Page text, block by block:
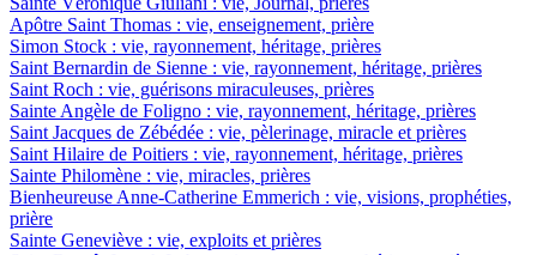
Apôtre Saint Thomas : vie, enseignement, prière
Simon Stock : vie, rayonnement, héritage, prières
Saint Bernardin de Sienne : vie, rayonnement, héritage, prières
Saint Roch : vie, guérisons miraculeuses, prières
Sainte Angèle de Foligno : vie, rayonnement, héritage, prières
Saint Jacques de Zébédée : vie, pèlerinage, miracle et prières
Saint Hilaire de Poitiers : vie, rayonnement, héritage, prières
Sainte Philomène : vie, miracles, prières
Bienheureuse Anne-Catherine Emmerich : vie, visions, prophéties,
prière
Sainte Geneviève : vie, exploits et prières